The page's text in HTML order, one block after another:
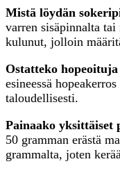
Mistä löydän
varren sisäpinnalta
kulunut, jolloin
Ostatteko
esineessä
taloudellisesti.
Painaako yksittäiset
50 gramman erästä
grammalta, joten